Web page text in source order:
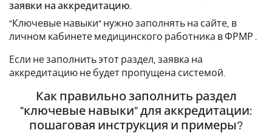
заявки на аккредитацию.
"Ключевые навыки" нужно заполнять на сайте, в
личном кабинете медицинского работника в ФРМР .
Если не заполнить этот раздел, заявка на
аккредитацию не будет пропущена системой.
Как правильно заполнить раздел
"ключевые навыки" для аккредитации:
пошаговая инструкция и примеры?